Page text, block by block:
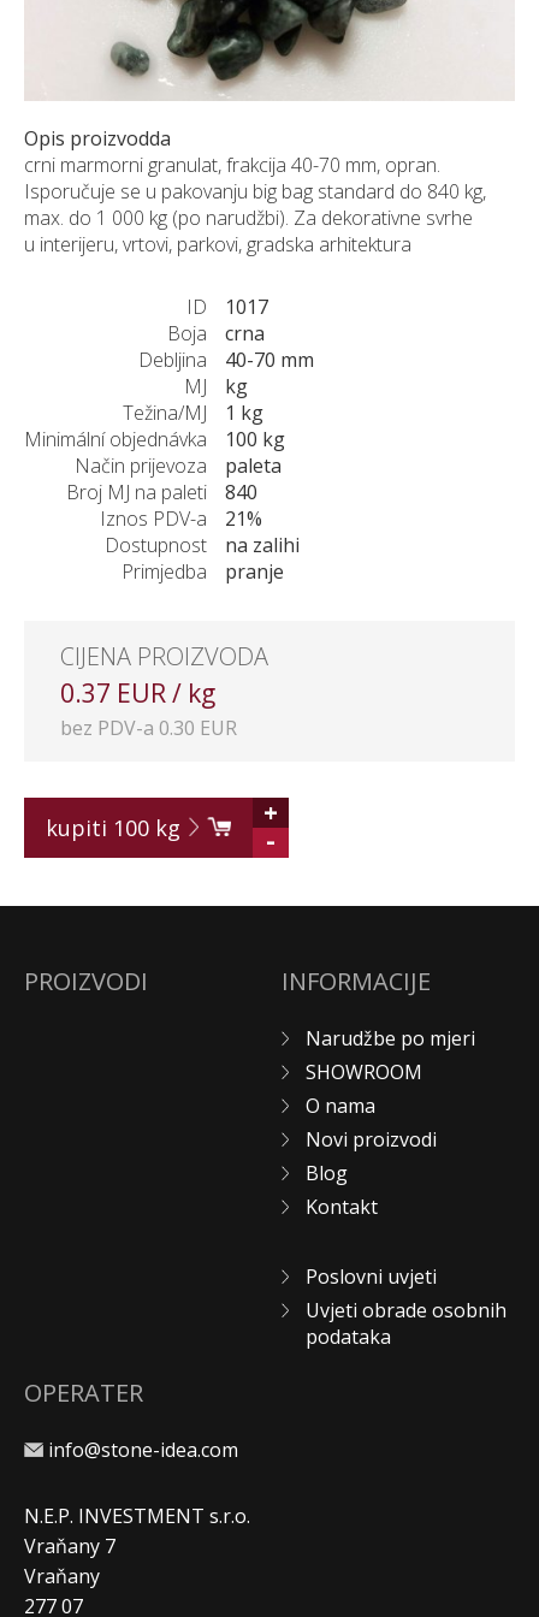
NARUDŽBE PO MJERI
NOVI PROIZVODI
SHOWROOM
BLOG
KONTAKTI
Opis proizvodda
crni marmorni granulat, frakcija 40-70 mm, opran.
Isporučuje se u pakovanju big bag standard do 840 kg,
max. do 1 000 kg (po narudžbi). Za dekorativne svrhe
u interijeru, vrtovi, parkovi, gradska arhitektura
ID
1017
Boja
crna
Debljina
40-70 mm
MJ
kg
Težina/MJ
1 kg
Minimální objednávka
100 kg
Način prijevoza
paleta
Broj MJ na paleti
840
Iznos PDV-a
21%
Dostupnost
na zalihi
Primjedba
pranje
CIJENA PROIZVODA
0.37 EUR / kg
bez PDV-a 0.30 EUR
kupiti 100 kg
+
-
PROIZVODI INFORMACIJE
Narudžbe po mjeri
SHOWROOM
O nama
Novi proizvodi
Blog
Kontakt
Poslovni uvjeti
Uvjeti obrade osobnih
podataka
OPERATER
info@stone-idea.com
N.E.P. INVESTMENT s.r.o.
Vraňany 7
Vraňany
277 07